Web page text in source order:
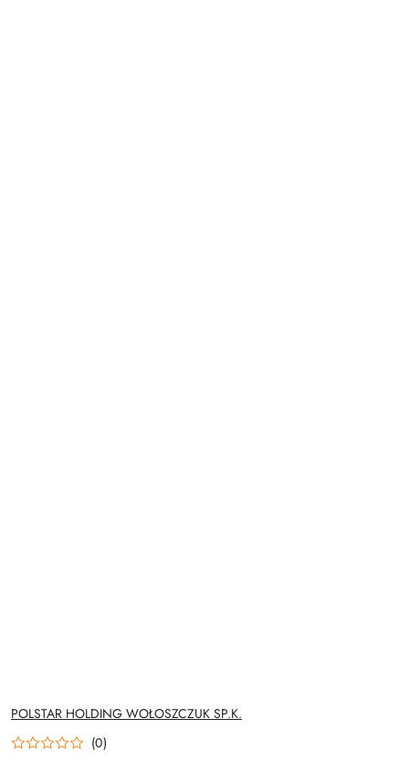
NAZWA
PRODUCENTA:
POLSTAR HOLDING WOŁOSZCZUK SP.K.
(0)